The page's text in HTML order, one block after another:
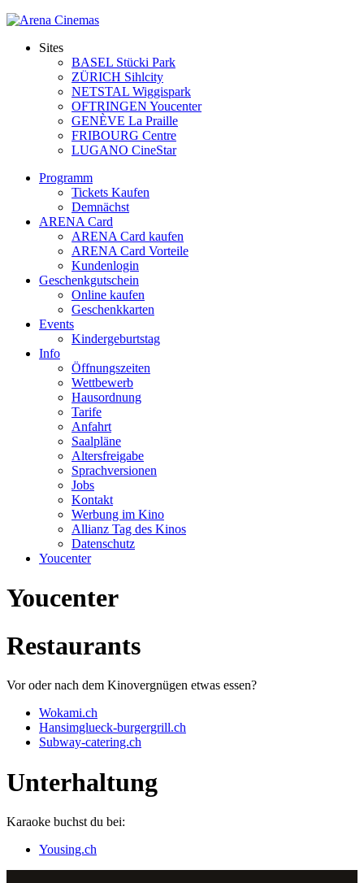
Sites
BASEL Stücki Park
ZÜRICH Sihlcity
NETSTAL Wiggispark
OFTRINGEN Youcenter
GENÈVE La Praille
FRIBOURG Centre
LUGANO CineStar
Programm
Tickets Kaufen
Demnächst
ARENA Card
ARENA Card kaufen
ARENA Card Vorteile
Kundenlogin
Geschenkgutschein
Online kaufen
Geschenkkarten
Events
Kindergeburtstag
Info
Öffnungszeiten
Wettbewerb
Hausordnung
Tarife
Anfahrt
Saalpläne
Altersfreigabe
Sprachversionen
Jobs
Kontakt
Werbung im Kino
Allianz Tag des Kinos
Datenschutz
Youcenter
Youcenter
Restaurants
Vor oder nach dem Kinovergnügen etwas essen?
Wokami.ch
Hansimglueck-burgergrill.ch
Subway-catering.ch
Unterhaltung
Karaoke buchst du bei:
Yousing.ch